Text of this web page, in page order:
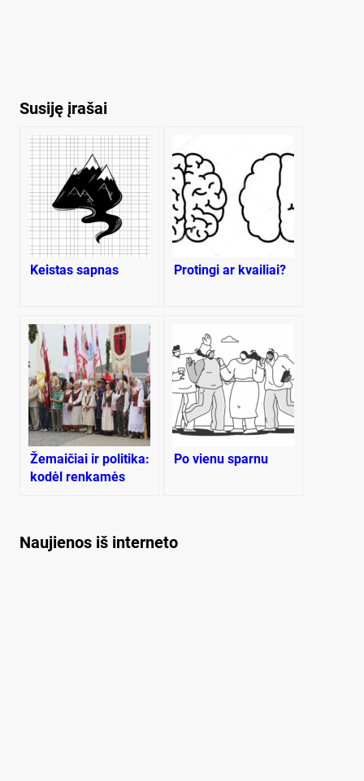
Susiję įrašai
Keistas sapnas Protingi ar kvailiai?
Žemaičiai ir politika:
kodėl renkamės
Po vienu sparnu
Naujienos iš interneto